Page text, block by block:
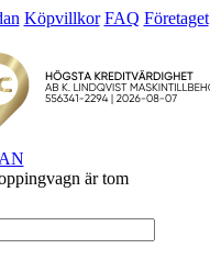
Köpvillkor FAQ Företaget
är tom